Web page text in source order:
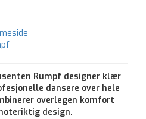
Rumpf designer klær
dansere over hele
overlegen komfort
design.